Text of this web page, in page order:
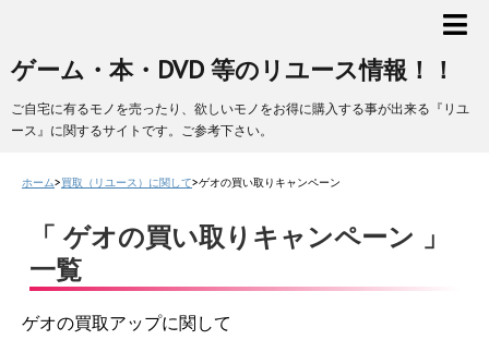
ゲーム・本・DVD 等のリユース情報！！
ご自宅に有るモノを売ったり、欲しいモノをお得に購入する事が出来る『リユ
ース』に関するサイトです。ご参考下さい。
ホーム>買取（リユース）に関して>ゲオの買い取りキャンペーン
「 ゲオの買い取りキャンペーン 」
一覧
ゲオの買取アップに関して